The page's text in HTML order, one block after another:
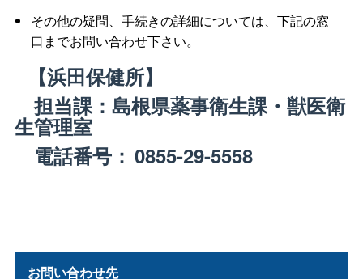
その他の疑問、手続きの詳細については、下記の窓
口までお問い合わせ下さい。
【浜田保健所】
担当課：島根県薬事衛生課・獣医衛
生管理室
電話番号： 0855-29-5558
お問い合わせ先